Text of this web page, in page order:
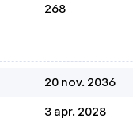
268
20 nov. 2036
3 apr. 2028